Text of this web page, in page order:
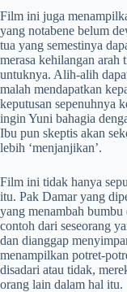
Film ini juga
yang notabene belum
tua yang semestinya
merasa kehilangan arah
untuknya. Alih-alih
malah mendapatkan
keputusan sepenuhnya
ingin Yuni bahagia
Ibu pun skeptis akan
lebih ‘menjanjikan’.
Film ini tidak hanya
itu. Pak Damar yang
yang menambah
contoh dari seseorang
dan dianggap
menampilkan potret-
disadari atau tidak,
orang lain dalam hal itu.